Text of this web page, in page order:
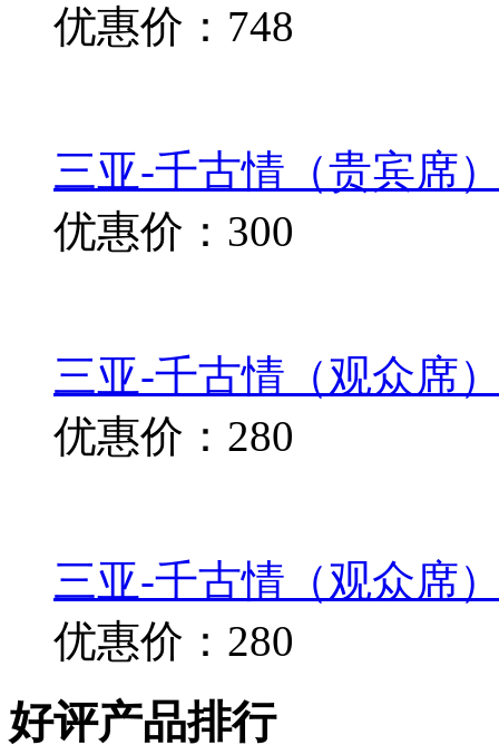
优惠价：748
三亚-千古情（贵宾席
优惠价：300
三亚-千古情（观众席
优惠价：280
三亚-千古情（观众席
优惠价：280
好评产品排行